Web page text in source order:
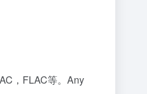
，FLAC等。Any